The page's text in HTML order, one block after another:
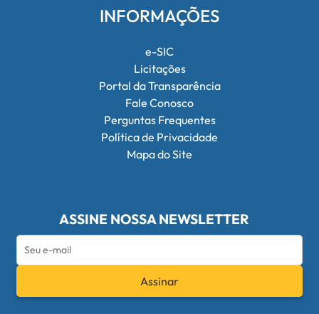
INFORMAÇÕES
e-SIC
Licitações
Portal da Transparência
Fale Conosco
Perguntas Frequentes
Política de Privacidade
Mapa do Site
ASSINE NOSSA NEWSLETTER
Assinar